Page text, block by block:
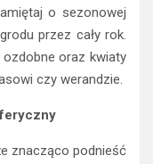
o sezonowej
przez cały rok.
oraz kwiaty
czy werandzie.
znacząco podnieść